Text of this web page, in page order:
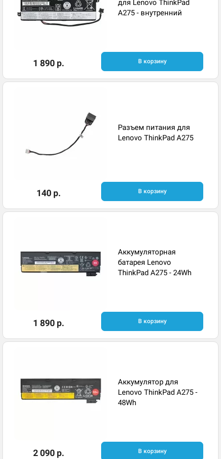
для Lenovo ThinkPad
A275 - внутренний
1 890 р. В корзину
Разъем питания для
Lenovo ThinkPad A275
140 р. В корзину
Аккумуляторная
батарея Lenovo
ThinkPad A275 - 24Wh
1 890 р. В корзину
Аккумулятор для
Lenovo ThinkPad A275 -
48Wh
2 090 р. В корзину